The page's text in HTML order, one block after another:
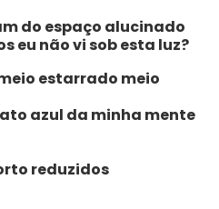
do espaço alucinado
eu não vi sob esta luz?
estarrado meio
azul da minha mente
reduzidos